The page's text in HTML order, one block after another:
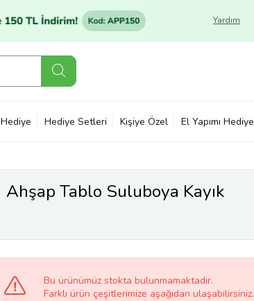
Yardım
Hediye Hediye Setleri Kişiye Özel El Yapımı Hediye
Ahşap Tablo Suluboya Kayık
Bu ürünümüz stokta bulunmamaktadır.
Farklı ürün çeşitlerimize aşağıdan ulaşabilirsiniz.